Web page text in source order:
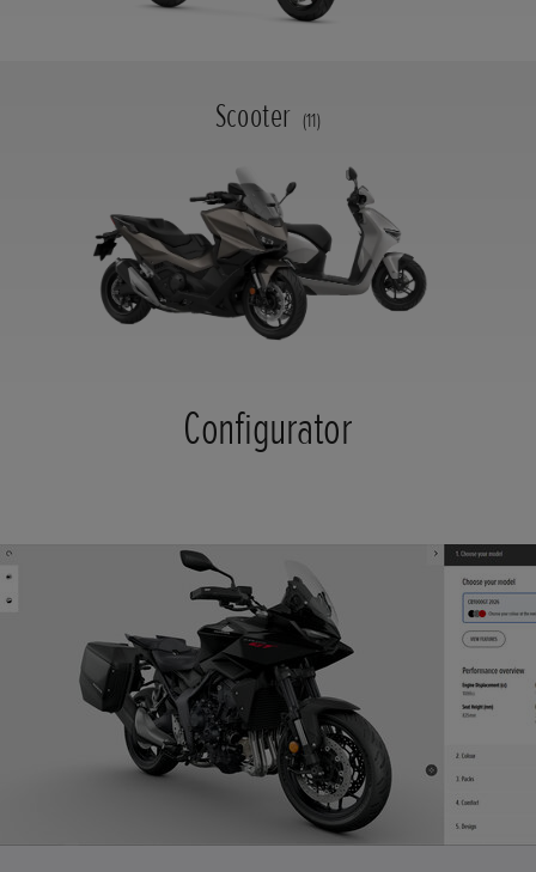
Scooter (11)
Configurator